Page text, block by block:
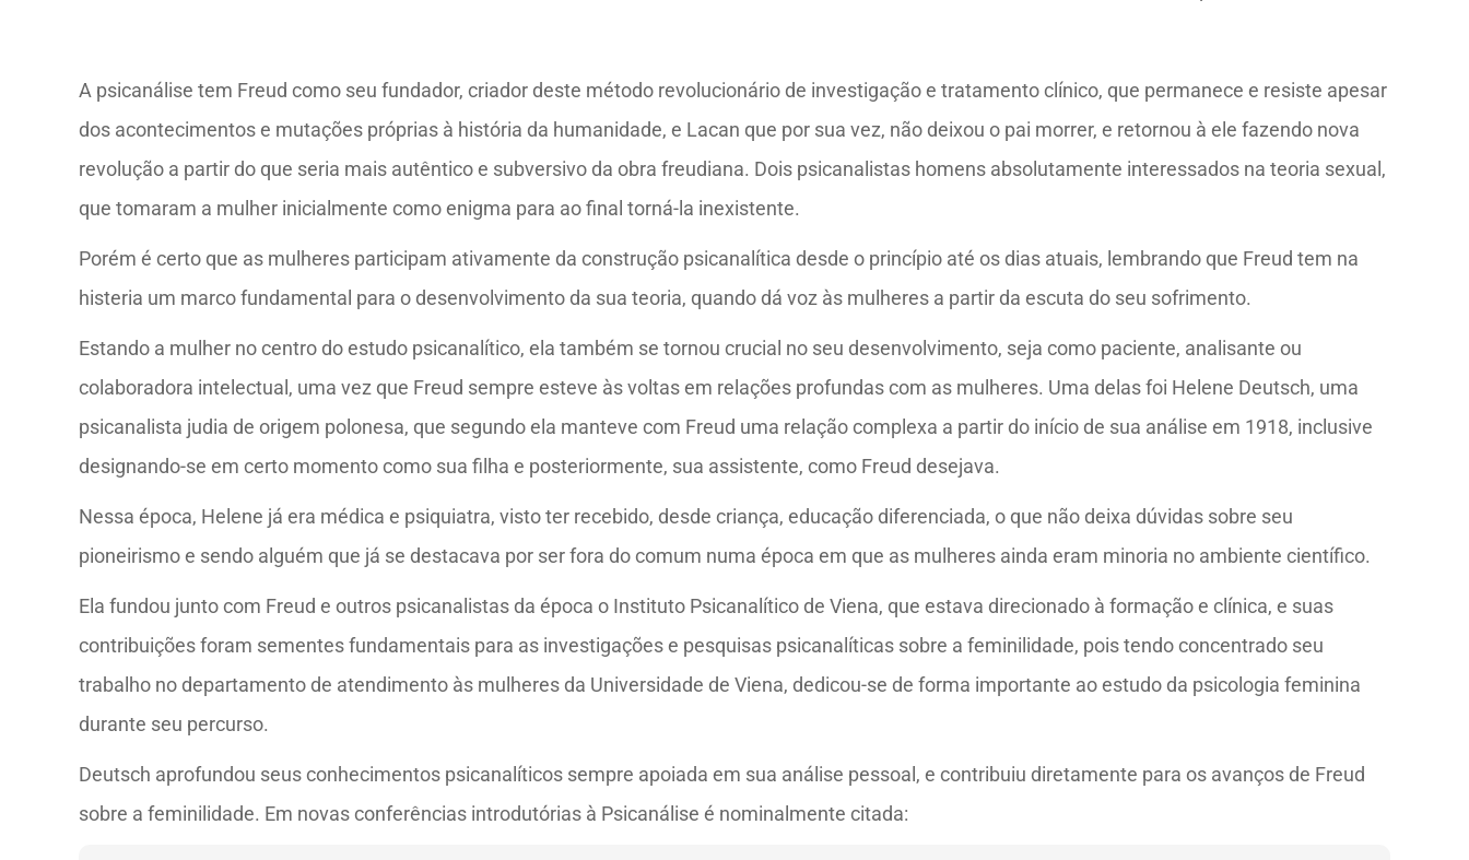
A psicanálise tem Freud como seu fundador, criador deste método revolucionário de investigação e tratamento clínico, que permanece e resiste apesar
dos acontecimentos e mutações próprias à história da humanidade, e Lacan que por sua vez, não deixou o pai morrer, e retornou à ele fazendo nova
revolução a partir do que seria mais autêntico e subversivo da obra freudiana. Dois psicanalistas homens absolutamente interessados na teoria sexual,
que tomaram a mulher inicialmente como enigma para ao final torná-la inexistente.
Porém é certo que as mulheres participam ativamente da construção psicanalítica desde o princípio até os dias atuais, lembrando que Freud tem na
histeria um marco fundamental para o desenvolvimento da sua teoria, quando dá voz às mulheres a partir da escuta do seu sofrimento.
Estando a mulher no centro do estudo psicanalítico, ela também se tornou crucial no seu desenvolvimento, seja como paciente, analisante ou
colaboradora intelectual, uma vez que Freud sempre esteve às voltas em relações profundas com as mulheres. Uma delas foi Helene Deutsch, uma
psicanalista judia de origem polonesa, que segundo ela manteve com Freud uma relação complexa a partir do início de sua análise em 1918, inclusive
designando-se em certo momento como sua filha e posteriormente, sua assistente, como Freud desejava.
Nessa época, Helene já era médica e psiquiatra, visto ter recebido, desde criança, educação diferenciada, o que não deixa dúvidas sobre seu
pioneirismo e sendo alguém que já se destacava por ser fora do comum numa época em que as mulheres ainda eram minoria no ambiente científico.
Ela fundou junto com Freud e outros psicanalistas da época o Instituto Psicanalítico de Viena, que estava direcionado à formação e clínica, e suas
contribuições foram sementes fundamentais para as investigações e pesquisas psicanalíticas sobre a feminilidade, pois tendo concentrado seu
trabalho no departamento de atendimento às mulheres da Universidade de Viena, dedicou-se de forma importante ao estudo da psicologia feminina
durante seu percurso.
Deutsch aprofundou seus conhecimentos psicanalíticos sempre apoiada em sua análise pessoal, e contribuiu diretamente para os avanços de Freud
sobre a feminilidade. Em novas conferências introdutórias à Psicanálise é nominalmente citada: